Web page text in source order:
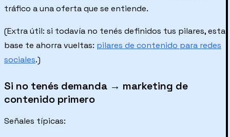
tráfico a una oferta que se entiende.
(Extra útil: si todavía no tenés definidos tus pilares, esta
base te ahorra vueltas: pilares de contenido para redes
sociales.)
Si no tenés demanda → marketing de
contenido primero
Señales típicas: